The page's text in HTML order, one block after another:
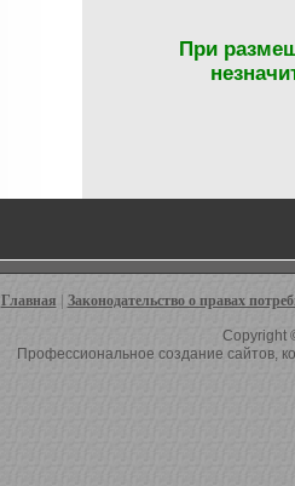
При
Главная Законодательство о правах
Copyright
Профессиональное создание сайтов,